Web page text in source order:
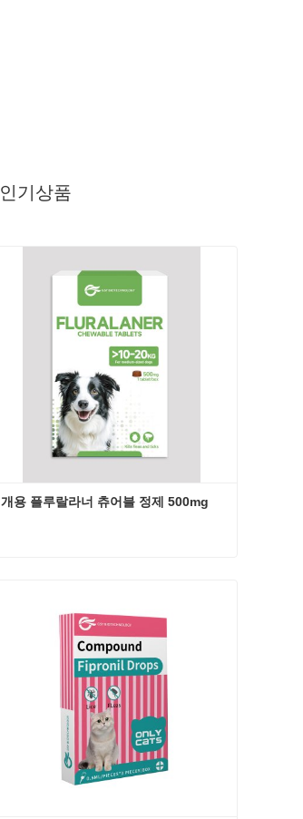
인기상품
개용 플루랄라너 츄어블 정제 500mg
지금 연락